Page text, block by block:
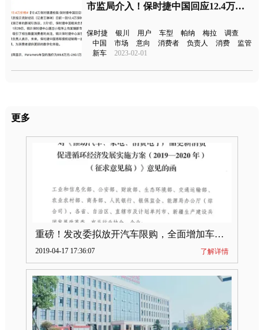
市监局介入！保时捷中国回应12.4万帕纳梅拉遭抢购下架
保时捷 银川 用户 车型 帕纳 梅拉
调查
中国
市场 意向 消费者 负责人 消费
监管
新车
2023-02-01
更多
重磅！发改委拟放开汽车限购，全面增加车牌指标
2019-04-17 17:36:07 了解详情